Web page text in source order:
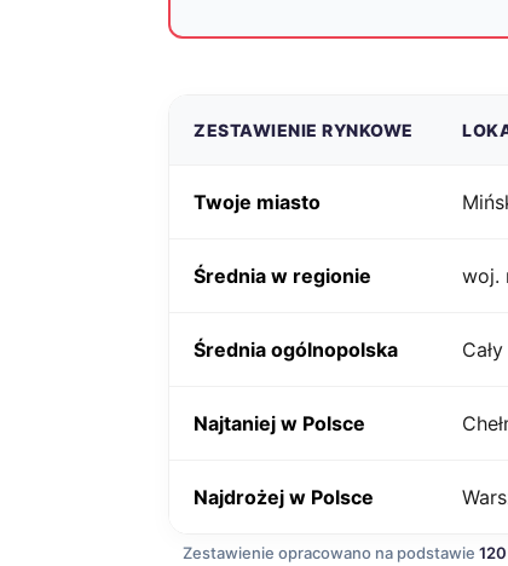
ZESTAWIENIE RYNKOWE
Twoje miasto
Średnia w regionie woj.
Średnia ogólnopolska
Najtaniej w Polsce
Najdrożej w Polsce
Zestawienie opracowano na podstawie